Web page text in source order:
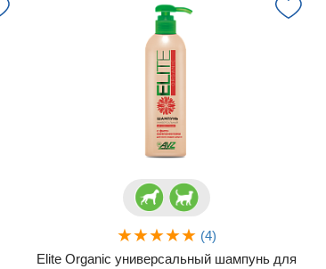
(4)
Elite Organic универсальный шампунь для